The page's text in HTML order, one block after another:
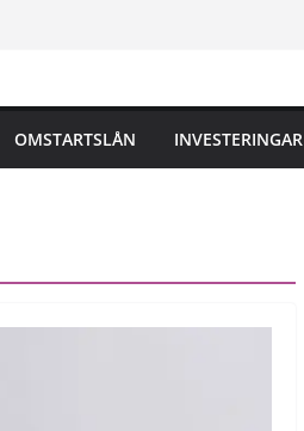
OMSTARTSLÅN INVESTERINGAR